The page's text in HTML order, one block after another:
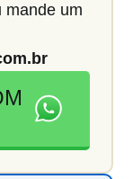
mande um